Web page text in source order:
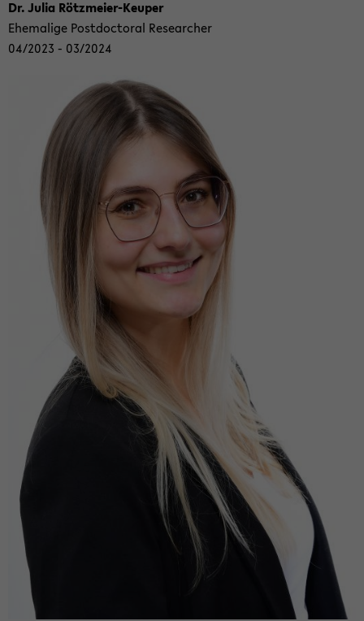
Dr. Julia Rötzmeier-​Keuper
Ehe­ma­li­ge Post­doc­to­ral Re­se­ar­cher
04/2023 - 03/2024